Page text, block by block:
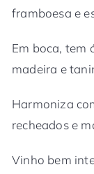
framboesa e
Em boca, tem
madeira e
Harmoniza
recheados e
Vinho bem